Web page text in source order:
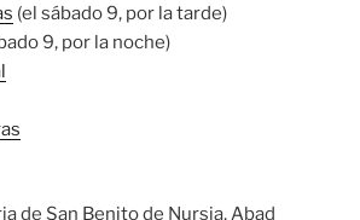
(el sábado 9, por la tarde)
9, por la noche)
de San Benito de Nursia, Abad